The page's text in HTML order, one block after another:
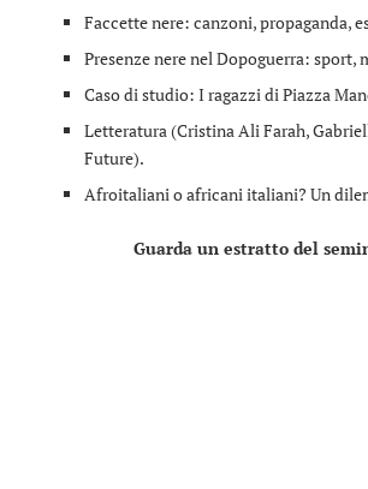
Faccette nere: canzoni, propaganda,
Presenze nere nel Dopoguerra: sport,
Caso di studio: I ragazzi di Piazza
Letteratura (Cristina Ali Farah,
Future).
Afroitaliani o africani italiani? Un
Guarda un estratto del